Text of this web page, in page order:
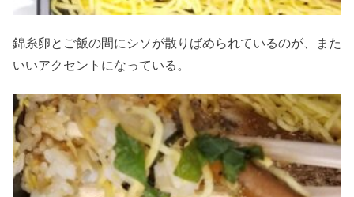
錦糸卵とご飯の間にシソが散りばめられているのが、また
いいアクセントになっている。